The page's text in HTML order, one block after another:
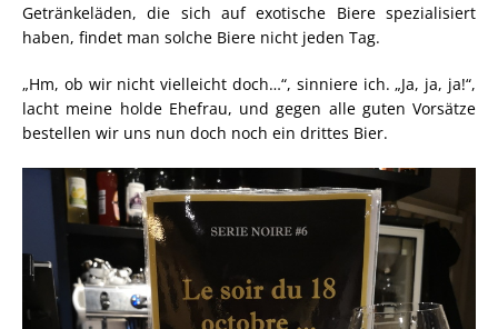
Getränkeläden, die sich auf exotische Biere spezialisiert
haben, findet man solche Biere nicht jeden Tag.
„Hm, ob wir nicht vielleicht doch…“, sinniere ich. „Ja, ja, ja!“,
lacht meine holde Ehefrau, und gegen alle guten Vorsätze
bestellen wir uns nun doch noch ein drittes Bier.